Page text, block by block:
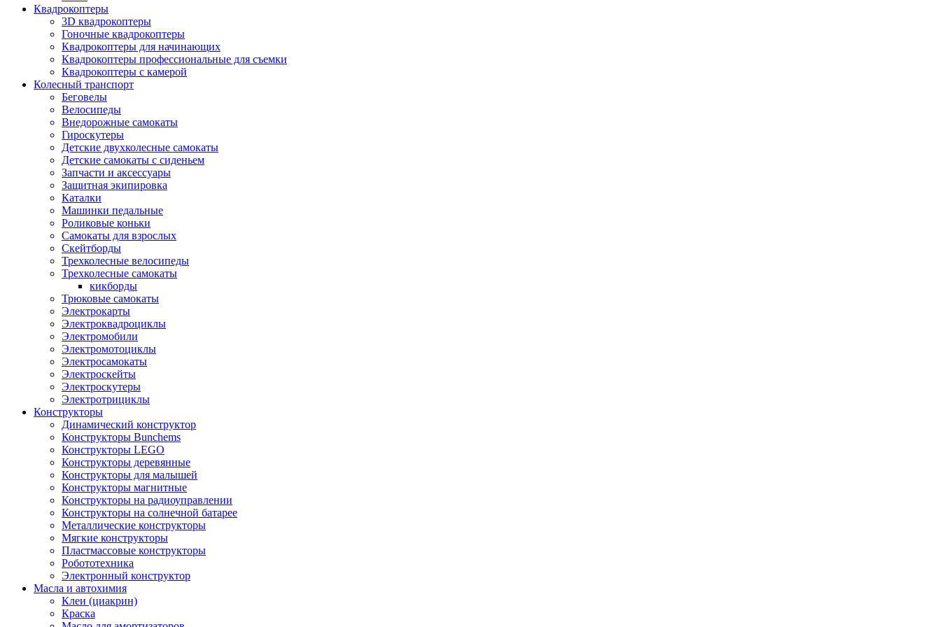
Квадрокоптеры
3D квадрокоптеры
Гоночные квадрокоптеры
Квадрокоптеры для начинающих
Квадрокоптеры профессиональные для съемки
Квадрокоптеры с камерой
Колесный транспорт
Беговелы
Велосипеды
Внедорожные самокаты
Гироскутеры
Детские двухколесные самокаты
Детские самокаты с сиденьем
Запчасти и аксессуары
Защитная экипировка
Каталки
Машинки педальные
Роликовые коньки
Самокаты для взрослых
Скейтборды
Трехколесные велосипеды
Трехколесные самокаты
кикборды
Трюковые самокаты
Электрокарты
Электроквадроциклы
Электромобили
Электромотоциклы
Электросамокаты
Электроскейты
Электроскутеры
Электротрициклы
Конструкторы
Динамический конструктор
Конструкторы Bunchems
Конструкторы LEGO
Конструкторы деревянные
Конструкторы для малышей
Конструкторы магнитные
Конструкторы на радиоуправлении
Конструкторы на солнечной батарее
Металлические конструкторы
Мягкие конструкторы
Пластмассовые конструкторы
Робототехника
Электронный конструктор
Масла и автохимия
Клеи (циакрин)
Краска